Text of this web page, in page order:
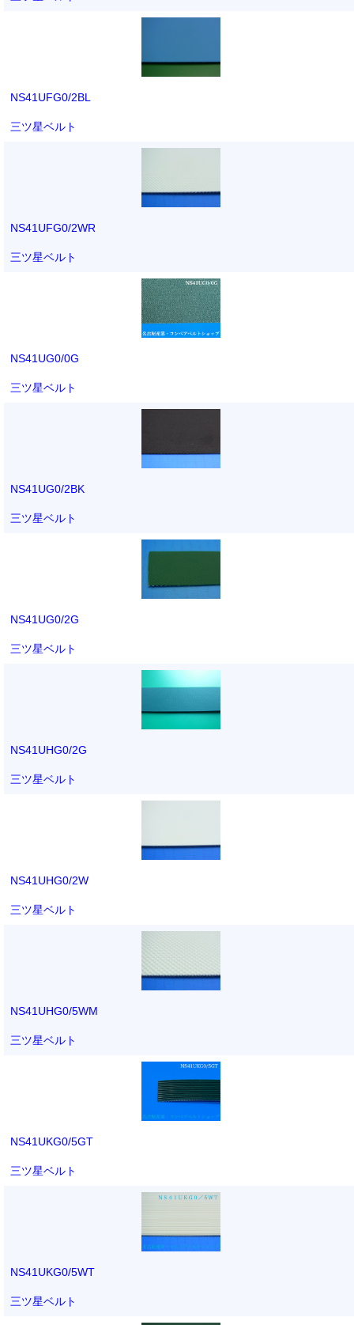
NS41UFG0/2BL
三ツ星ベルト
NS41UFG0/2WR
三ツ星ベルト
NS41UG0/0G
三ツ星ベルト
NS41UG0/2BK
三ツ星ベルト
NS41UG0/2G
三ツ星ベルト
NS41UHG0/2G
三ツ星ベルト
NS41UHG0/2W
三ツ星ベルト
NS41UHG0/5WM
三ツ星ベルト
NS41UKG0/5GT
三ツ星ベルト
NS41UKG0/5WT
三ツ星ベルト